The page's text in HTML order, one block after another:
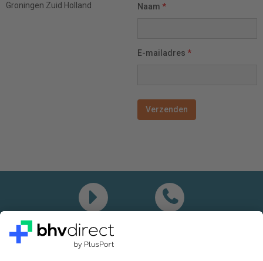
Groningen Zuid Holland
Naam *
E-mailadres *
Demo